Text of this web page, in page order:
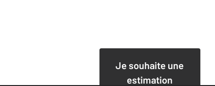
Je souhaite une
estimation